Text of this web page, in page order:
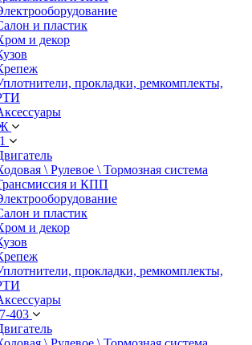
и пластик
и декор
прокладки, ремкомплекты,
\ Рулевое \ Тормозная система
и КПП
и пластик
и декор
прокладки, ремкомплекты,
403